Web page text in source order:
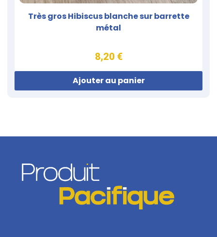
Très gros Hibiscus blanche sur barrette
métal
8,20 €
Ajouter au panier